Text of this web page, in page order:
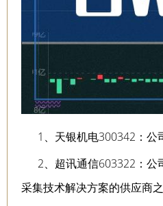
1、天银机电300342：公
2、超讯通信603322：公
采集技术解决方案的供应商